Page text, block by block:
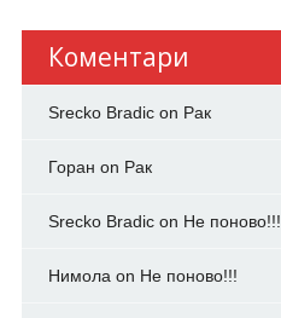
Коментари
Srecko Bradicon Рак
Горан on Рак
Srecko Bradicon Не поново!!!
Нимола on Не поново!!!